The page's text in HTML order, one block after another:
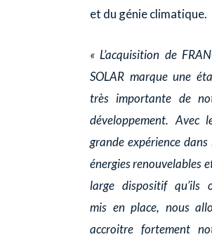
et du génie climatique.
« L’acquisition de
SOLAR marque une
très importante de
développement. Avec
grande expérience dans
énergies renouvelables
large dispositif qu’ils
mis en place, nous
accroitre fortement